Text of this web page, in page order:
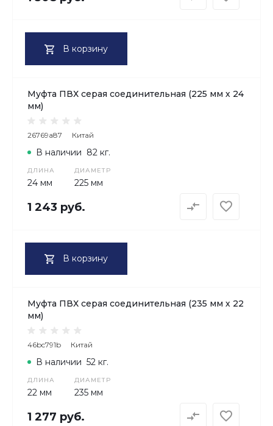
В корзину
Муфта ПВХ серая соединительная (225 мм х 24
мм)
26769a87 Китай
ДЛИНА
24 мм
ДИАМЕТР
225 мм
В наличии 82 кг.
1 243 руб.
В корзину
Муфта ПВХ серая соединительная (235 мм х 22
мм)
46bc791b Китай
ДЛИНА
22 мм
ДИАМЕТР
235 мм
В наличии 52 кг.
1 277 руб.